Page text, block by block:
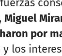
Miguel
por
los